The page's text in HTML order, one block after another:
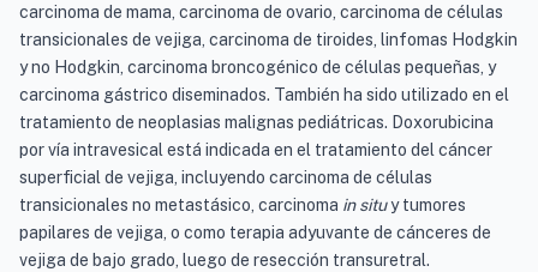
carcinoma de mama, carcinoma de ovario, carcinoma de células
transicionales de vejiga, carcinoma de tiroides, linfomas Hodgkin
y no Hodgkin, carcinoma broncogénico de células pequeñas, y
carcinoma gástrico diseminados. También ha sido utilizado en el
tratamiento de neoplasias malignas pediátricas. Doxorubicina
por vía intravesical está indicada en el tratamiento del cáncer
superficial de vejiga, incluyendo carcinoma de células
transicionales no metastásico, carcinoma in situy tumores
papilares de vejiga, o como terapia adyuvante de cánceres de
vejiga de bajo grado, luego de resección transuretral.